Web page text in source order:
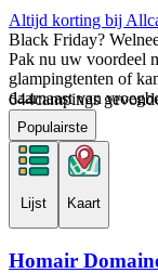
Altijd korting bij
Black Friday?
Pak nu uw voordeel
glampingtenten of
daarnaast van
644campings
Populairste
Lijst Kaart
Homair